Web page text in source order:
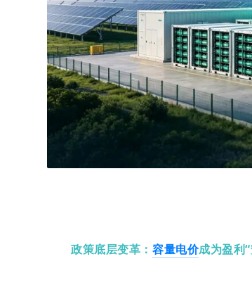
政策底层变革：容量电价成为盈利